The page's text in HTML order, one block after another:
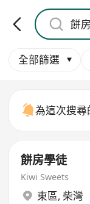
全部篩選
為這次搜
餅房學徒
Kiwi Sweets
東區, 柴灣